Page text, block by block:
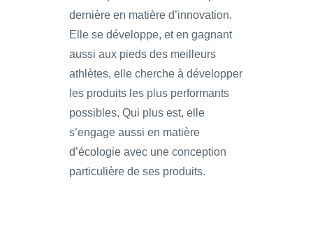
dernière en matière d’innovation.
Elle se développe, et en gagnant
aussi aux pieds des meilleurs
athlètes, elle cherche à développer
les produits les plus performants
possibles. Qui plus est, elle
s’engage aussi en matière
d’écologie avec une conception
particulière de ses produits.